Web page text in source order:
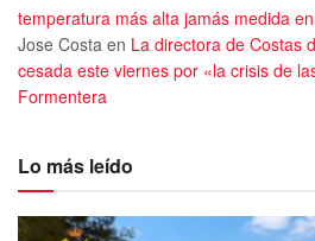
temperatura más alta jamás medida
Jose Costa en La directora de Costas
cesada este viernes por «la crisis de
Formentera
Lo más leído